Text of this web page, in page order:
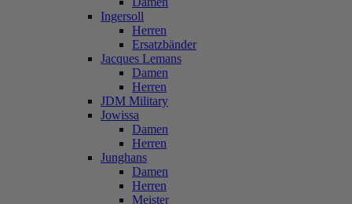
Ingersoll
Herren
Ersatzbänder
Jacques Lemans
Damen
Herren
JDM Military
Jowissa
Damen
Herren
Junghans
Damen
Herren
Meister